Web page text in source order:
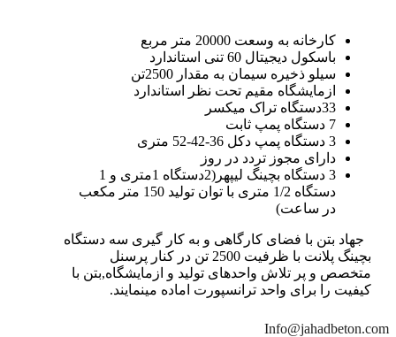
کارخانه به وسعت 20000 متر مربع
باسکول دیجیتال 60 تنی استاندارد
سیلو ذخیره سیمان به مقدار 2500تن
ازمایشگاه مقیم تحت نظر استاندارد
33دستگاه تراک میکسر
7 دستگاه پمپ ثابت
3 دستگاه پمپ دکل 36-42-52 متری
دارای مجوز تردد در روز
3 دستگاه بچینگ لیپهر(2دستگاه 1متری و 1
دستگاه 1/2 متری با توان تولید 150 متر مکعب
در ساعت)
جهاد بتن با فضای کارگاهی و به کار گیری سه دستگاه
بچینگ پلانت با ظرفیت 2500 تن در کنار پرسنل
متخصص و پر تلاش واحدهای تولید و ازمایشگاه,بتن با
کیفیت را برای واحد ترانسپورت اماده مینمایند.
Info@jahadbeton.com